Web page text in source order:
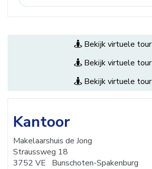
Bekijk virtuele tour
Bekijk virtuele tour
Bekijk virtuele tour
Kantoor
Makelaarshuis de Jong
Straussweg 18
3752 VE
Bunschoten-Spakenburg